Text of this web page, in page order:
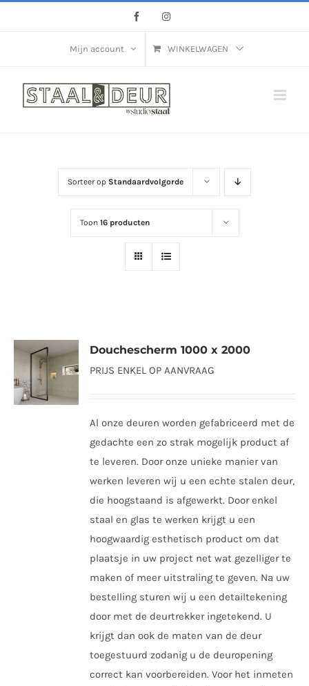
FacebookInstagram
Mijn account WINKELWAGEN
Sorteer op Standaardvolgorde
Toon 16 producten
Douchescherm 1000 x 2000
PRIJS ENKEL OP AANVRAAG
Al onze deuren worden gefabriceerd met de
gedachte een zo strak mogelijk product af
te leveren. Door onze unieke manier van
werken leveren wij u een echte stalen deur,
die hoogstaand is afgewerkt. Door enkel
staal en glas te werken krijgt u een
hoogwaardig esthetisch product om dat
plaatsje in uw project net wat gezelliger te
maken of meer uitstraling te geven. Na uw
bestelling sturen wij u een detailtekening
door met de deurtrekker ingetekend. U
krijgt dan ook de maten van de deur
toegestuurd zodanig u de deuropening
correct kan voorbereiden. Voor het inmeten